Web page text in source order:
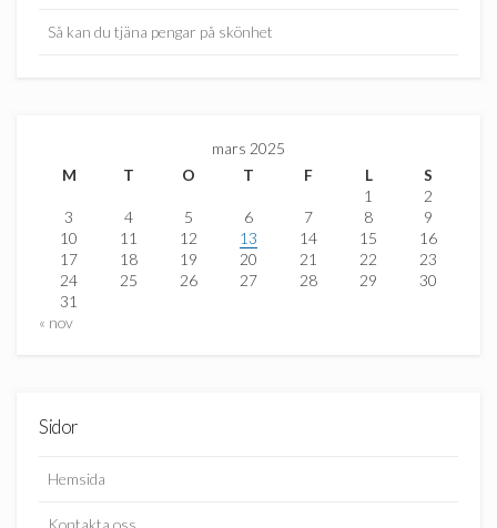
Så kan du tjäna pengar på skönhet
mars 2025
M
T O T F L
S
1
2
3
4 5 6 7 8
9
10
11 12 13 14 15
16
17
18 19 20 21 22
23
24
25 26 27 28 29
30
31
« nov
Sidor
Hemsida
Kontakta oss